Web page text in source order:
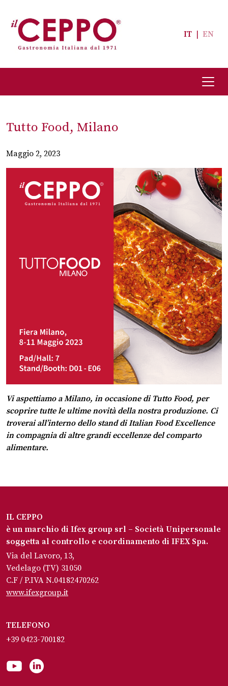
IT | EN
Tutto Food, Milano
Maggio 2, 2023
Vi aspettiamo a Milano, in occasione di Tutto Food, per
scoprire tutte le ultime novità della nostra produzione. Ci
troverai all’interno dello stand di Italian Food Excellence
in compagnia di altre grandi eccellenze del comparto
alimentare.
IL CEPPO
è un marchio di Ifex group srl – Società Unipersonale
soggetta al controllo e coordinamento di IFEX Spa.
Via del Lavoro, 13,
Vedelago (TV) 31050
C.F / P.IVA N.04182470262
www.ifexgroup.it
TELEFONO
+39 0423-700182